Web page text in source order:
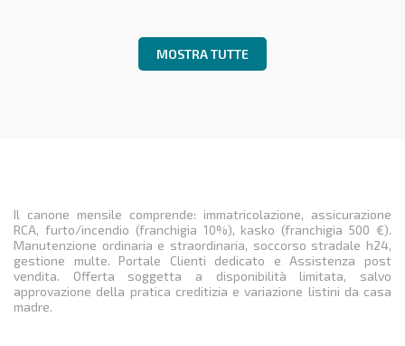
MOSTRA TUTTE
Il canone mensile comprende: immatricolazione, assicurazione
RCA, furto/incendio (franchigia 10%), kasko (franchigia 500 €).
Manutenzione ordinaria e straordinaria, soccorso stradale h24,
gestione multe. Portale Clienti dedicato e Assistenza post
vendita. Offerta soggetta a disponibilità limitata, salvo
approvazione della pratica creditizia e variazione listini da casa
madre.